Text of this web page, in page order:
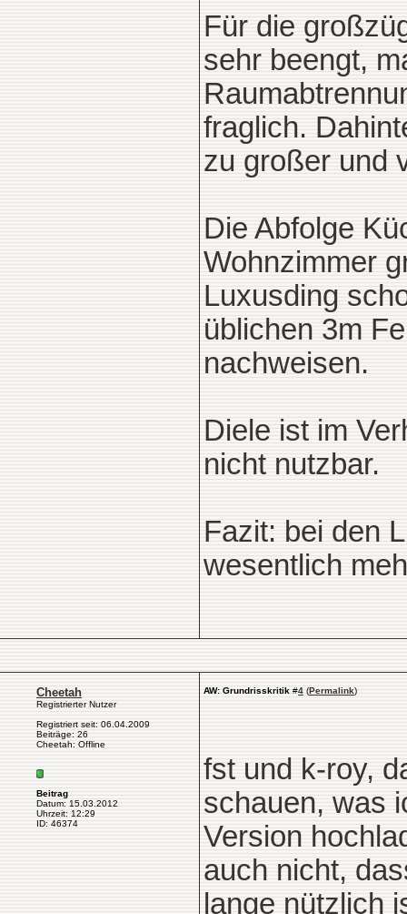
Für die
sehr beengt,
fraglich.
zu großer und
Die Abfolge
Wohnzimmer
Luxusding
üblichen 3m
nachweisen.
Diele ist im
nicht nutzbar.
Fazit: bei den
wesentlich
Cheetah
Registrierter Nutzer
Registriert seit: 06.04.2009
Beiträge: 26
Cheetah: Offline
Beitrag
Datum: 15.03.2012
Uhrzeit: 12:29
ID: 46374
AW: Grundrisskritik #4 (Permalink)
fst und k-roy,
schauen, was
Version
auch nicht,
lange nützlich